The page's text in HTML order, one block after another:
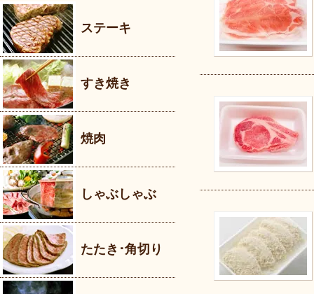
ステーキ
すき焼き
焼肉
しゃぶしゃぶ
たたき･角切り